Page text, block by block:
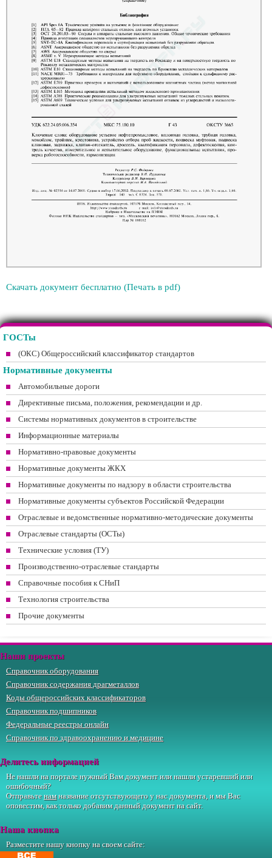
Скачать документ бесплатно (Печать в pdf)
ГОСТы
(ОКС) Общероссийский классификатор стандартов
Нормативные документы
Автомобильные дороги
Директивные письма, положения, рекомендации и др.
Системы нормативных документов в строительстве
Информационные материалы
Нормативно-правовые документы
Нормативные документы ЖКХ
Нормативные документы по надзору в области строительства
Нормативные документы субъектов Российской Федерации
Отраслевые и ведомственные нормативно-методические документы
Отраслевые стандарты (ОСТы)
Технические условия (ТУ)
Производственно-отраслевые стандарты
Справочные пособия к СНиП
Технология строительства
Прочие документы
Наши проекты
Справочник оборудования
Справочник содержания драгметаллов
Коды общероссийских классификаторов
Справочник подшипников
Федеральные реестры онлайн
Справочник по здравоохранению и медицине
Делитесь информацией
Не нашли на портале нужный Вам документ или нашли устаревший или
ошибочный?
Отправьтенамназвание отсутствующего у нас документа, и мы Вас
оповестим, как только добавим данный документ на сайт.
Наша кнопка
Разместите нашу кнопку на своем сайте: